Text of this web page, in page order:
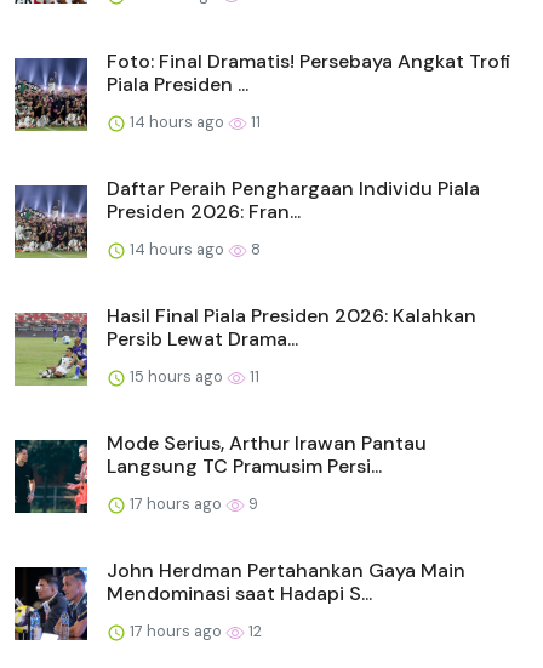
Foto: Final Dramatis! Persebaya Angkat Trofi
Piala Presiden ...
14 hours ago 11
Daftar Peraih Penghargaan Individu Piala
Presiden 2026: Fran...
14 hours ago 8
Hasil Final Piala Presiden 2026: Kalahkan
Persib Lewat Drama...
15 hours ago 11
Mode Serius, Arthur Irawan Pantau
Langsung TC Pramusim Persi...
17 hours ago 9
John Herdman Pertahankan Gaya Main
Mendominasi saat Hadapi S...
17 hours ago 12